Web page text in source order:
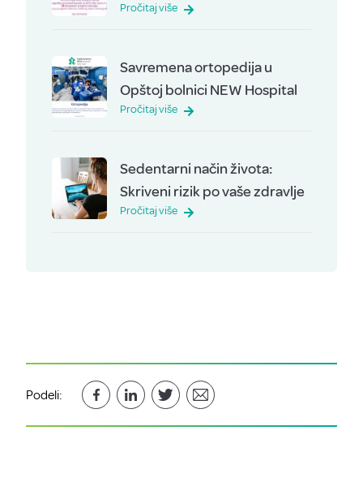
Pročitaj više
Savremena ortopedija u
Opštoj bolnici NEW Hospital
Pročitaj više
Sedentarni način života:
Skriveni rizik po vaše zdravlje
Pročitaj više
Podeli: